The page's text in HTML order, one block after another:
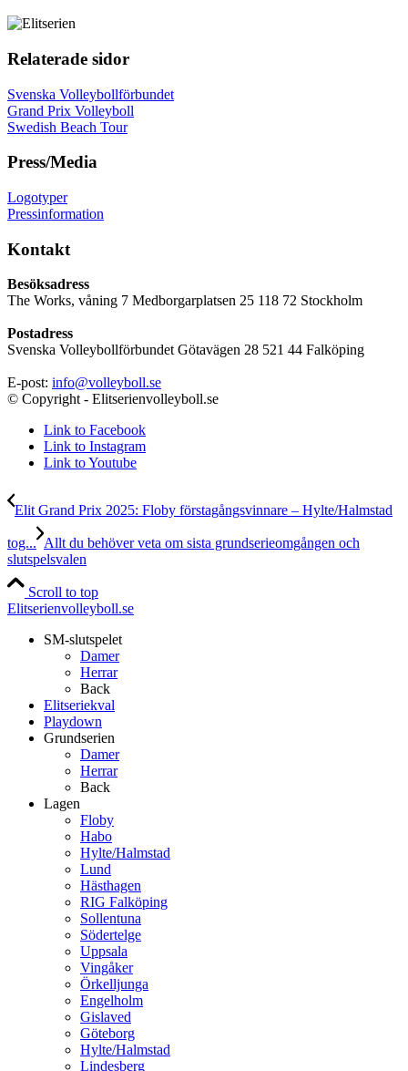
Relaterade sidor
Svenska Volleybollförbundet
Grand Prix Volleyboll
Swedish Beach Tour
Press/Media
Logotyper
Pressinformation
Kontakt
Besöksadress
The Works, våning 7 Medborgarplatsen 25 118 72 Stockholm
Postadress
Svenska Volleybollförbundet Götavägen 28 521 44 Falköping
E-post: info@volleyboll.se
© Copyright - Elitserienvolleyboll.se
Link to Facebook
Link to Instagram
Link to Youtube
Elit Grand Prix 2025: Floby förstagångsvinnare – Hylte/Halmstad
tog... Allt du behöver veta om sista grundserieomgången och
slutspelsvalen
Scroll to top
Elitserienvolleyboll.se
SM-slutspelet
Damer
Herrar
Back
Elitseriekval
Playdown
Grundserien
Damer
Herrar
Back
Lagen
Floby
Habo
Hylte/Halmstad
Lund
Hästhagen
RIG Falköping
Sollentuna
Södertelge
Uppsala
Vingåker
Örkelljunga
Engelholm
Gislaved
Göteborg
Hylte/Halmstad
Lindesberg